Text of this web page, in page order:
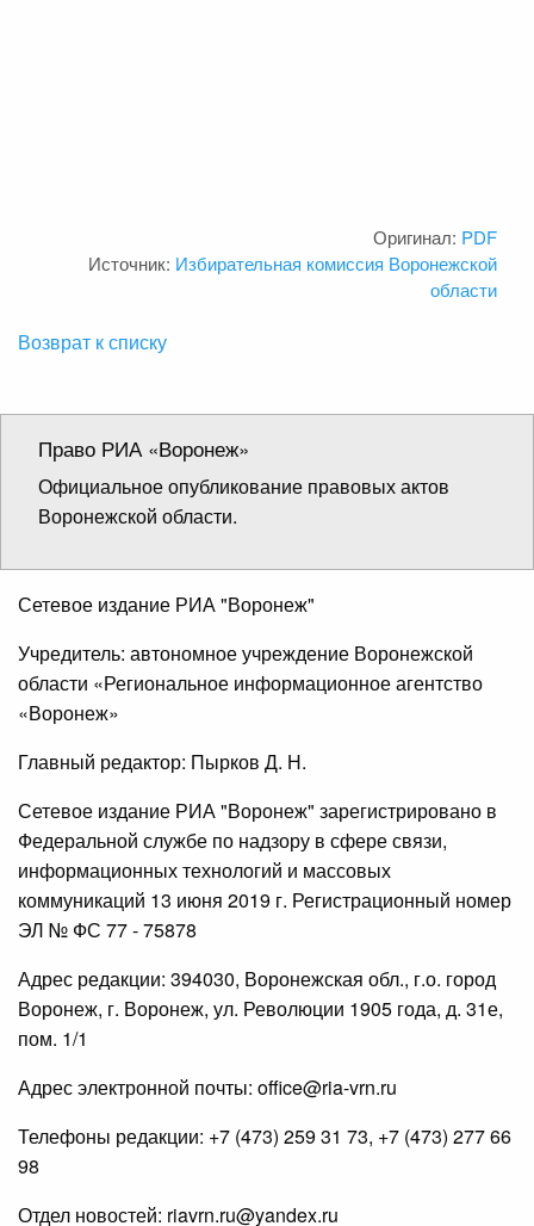
Оригинал: PDF
Источник: Избирательная комиссия Воронежской
области
Возврат к списку
Право РИА «Воронеж»
Официальное опубликование правовых актов
Воронежской области.
Сетевое издание РИА "Воронеж"
Учредитель: автономное учреждение Воронежской
области «Региональное информационное агентство
«Воронеж»
Главный редактор: Пырков Д. Н.
Сетевое издание РИА "Воронеж" зарегистрировано в
Федеральной службе по надзору в сфере связи,
информационных технологий и массовых
коммуникаций 13 июня 2019 г. Регистрационный номер
ЭЛ № ФС 77 - 75878
Адрес редакции: 394030, Воронежская обл., г.о. город
Воронеж, г. Воронеж, ул. Революции 1905 года, д. 31е,
пом. 1/1
Адрес электронной почты: office@ria-vrn.ru
Телефоны редакции: +7 (473) 259 31 73, +7 (473) 277 66
98
Отдел новостей: riavrn.ru@yandex.ru